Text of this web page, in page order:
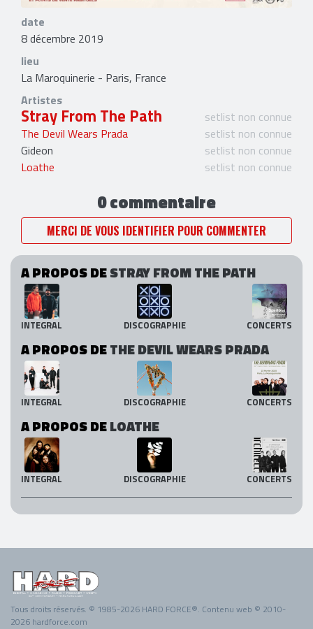
date
8 décembre 2019
lieu
La Maroquinerie - Paris, France
Artistes
Stray From The Path
setlist non connue
The Devil Wears Prada
setlist non connue
Gideon
setlist non connue
Loathe
setlist non connue
0 commentaire
MERCI DE VOUS IDENTIFIER POUR COMMENTER
A PROPOS DESTRAY FROM THE PATH
INTEGRAL DISCOGRAPHIE CONCERTS
A PROPOS DETHE DEVIL WEARS PRADA
INTEGRAL DISCOGRAPHIE CONCERTS
A PROPOS DELOATHE
INTEGRAL DISCOGRAPHIE CONCERTS
Tous droits réservés. © 1985-2026 HARD FORCE®. Contenu web © 2010-
2026 hardforce.com